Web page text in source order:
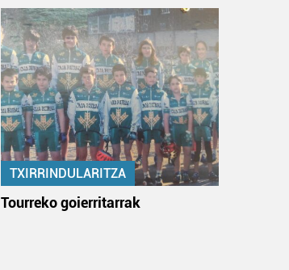
TXIRRINDULARITZA
Tourreko goierritarrak